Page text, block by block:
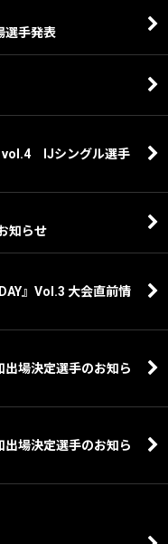
選手発表
vol.4 IJシングル選手
知らせ
』Vol.3 大会直前情
出場決定選手のお知ら
出場決定選手のお知ら